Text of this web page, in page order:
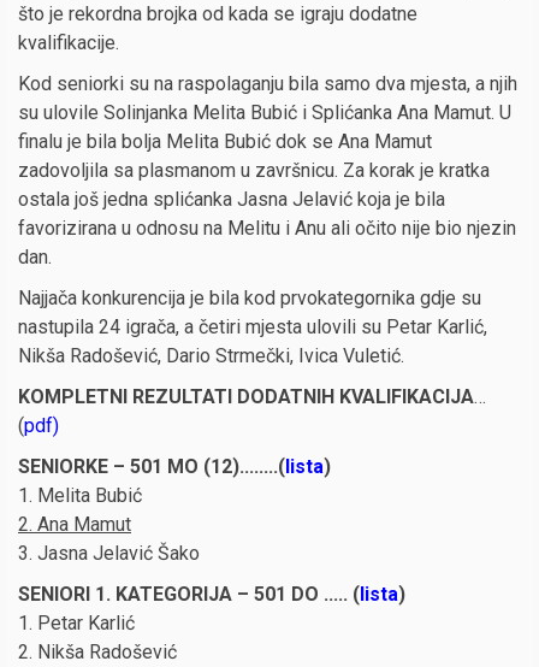
što je rekordna brojka od kada se igraju dodatne
kvalifikacije.
Kod seniorki su na raspolaganju bila samo dva mjesta, a njih
su ulovile Solinjanka Melita Bubić i Splićanka Ana Mamut. U
finalu je bila bolja Melita Bubić dok se Ana Mamut
zadovoljila sa plasmanom u završnicu. Za korak je kratka
ostala još jedna splićanka Jasna Jelavić koja je bila
favorizirana u odnosu na Melitu i Anu ali očito nije bio njezin
dan.
Najjača konkurencija je bila kod prvokategornika gdje su
nastupila 24 igrača, a četiri mjesta ulovili su Petar Karlić,
Nikša Radošević, Dario Strmečki, Ivica Vuletić.
KOMPLETNI REZULTATI DODATNIH KVALIFIKACIJA…
(pdf)
SENIORKE – 501 MO (12)........( lista)
1. Melita Bubić
2. Ana Mamut
3. Jasna Jelavić Šako
SENIORI 1. KATEGORIJA – 501 DO ..... ( lista)
1. Petar Karlić
2. Nikša Radošević